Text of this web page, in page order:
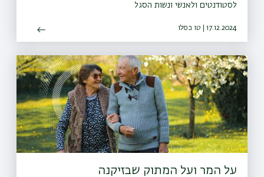
לסטודנטים ולאנשי ונשות הסגל
17.12.2024 | טו כסלו
על המר ועל המתוק שבזיקנה